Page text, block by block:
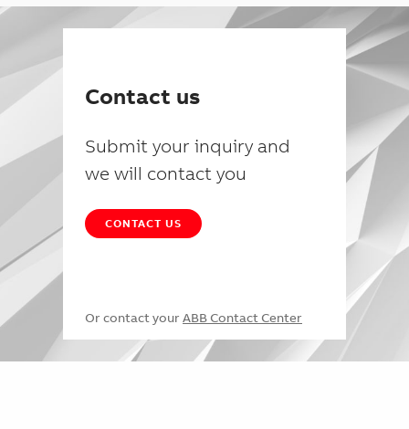
Contact us
Submit your inquiry and
we will contact you
CONTACT US
Or contact your ABB Contact Center